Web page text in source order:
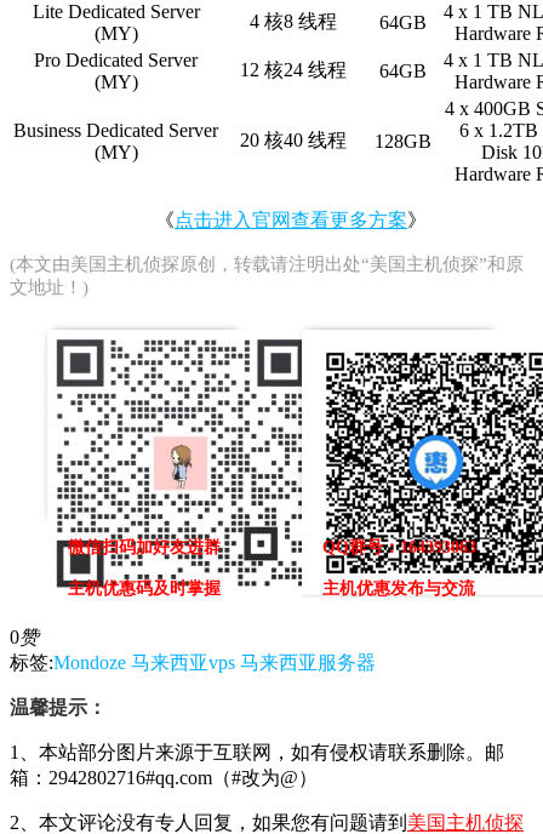
Lite Dedicated Server
(MY)
4 核8 线程 64GB
4 x 1 TB
Hardware
Pro Dedicated Server
(MY)
12 核24 线程 64GB
4 x 1 TB
Hardware
Business Dedicated Server
(MY)
20 核40 线程 128GB
4 x 400GB
6 x 1.2TB
Disk
Hardware
《点击进入官网查看更多方案》
(本文由美国主机侦探原创，转载请注明出处“美国主机侦探”和原
文地址！)
微信扫码加好友进群
主机优惠码及时掌握
QQ群号：164393063
主机优惠发布与交流
0赞
标签:Mondoze 马来西亚vps 马来西亚服务器
温馨提示：
1、本站部分图片来源于互联网，如有侵权请联系删除。邮
箱：2942802716#qq.com（#改为@）
2、本文评论没有专人回复，如果您有问题请到 美国主机侦探